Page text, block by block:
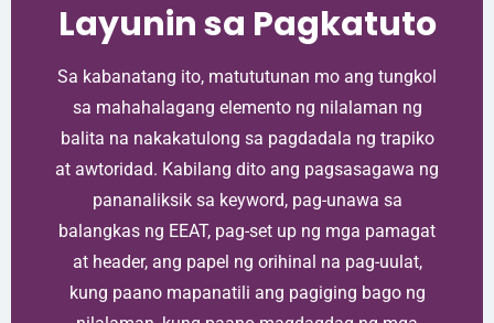
Layunin sa Pagkatuto
Sa kabanatang ito, matututunan mo ang tungkol
sa mahahalagang elemento ng nilalaman ng
balita na nakakatulong sa pagdadala ng trapiko
at awtoridad. Kabilang dito ang pagsasagawa ng
pananaliksik sa keyword, pag-unawa sa
balangkas ng EEAT, pag-set up ng mga pamagat
at header, ang papel ng orihinal na pag-uulat,
kung paano mapanatili ang pagiging bago ng